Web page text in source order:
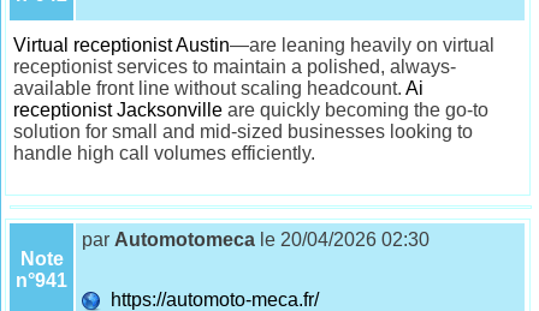
Virtual receptionist Austin—are leaning heavily on virtual
receptionist services to maintain a polished, always-
available front line without scaling headcount.Ai
receptionist Jacksonville are quickly becoming the go-to
solution for small and mid-sized businesses looking to
handle high call volumes efficiently.
Note
n°941
par Automotomeca le 20/04/2026 02:30
https://automoto-meca.fr/